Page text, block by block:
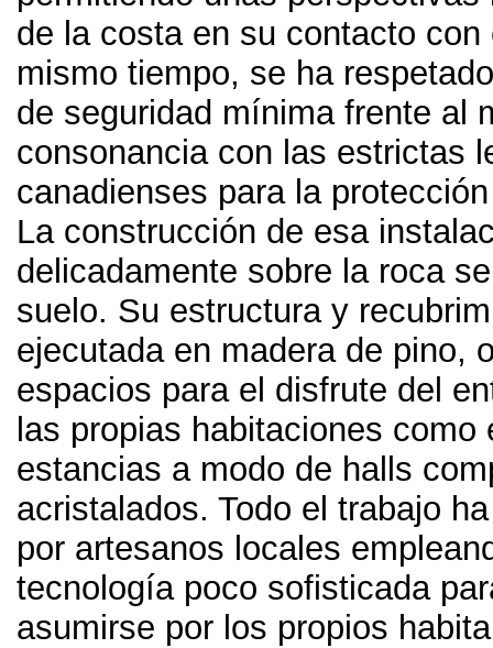
de la costa en su contacto con
mismo tiempo, se ha
de seguridad mínima frente al
consonancia con las estrictas
canadienses para la
La construcción de esa
delicadamente sobre la roca
suelo. Su estructura y
ejecutada en madera de pino,
espacios para el disfrute del
las propias habitaciones como
estancias a modo de halls
acristalados. Todo el trabajo
por artesanos locales
tecnología poco sofisticada
asumirse por los propios